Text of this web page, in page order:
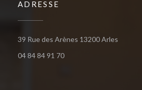
ADRESSE
39 Rue des Arènes 13200 Arles
04 84 84 91 70